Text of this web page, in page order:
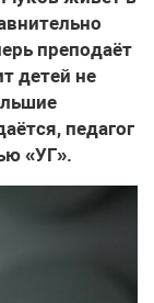
преподаёт
детей не
педагог
«УГ».